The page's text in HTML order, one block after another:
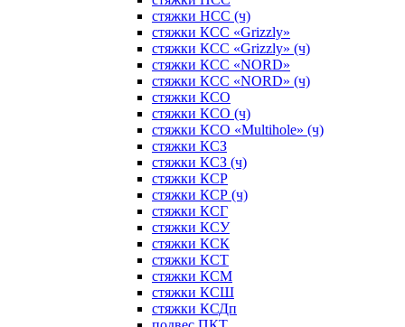
стяжки НСС (ч)
стяжки КСС «Grizzly»
стяжки КСС «Grizzly» (ч)
стяжки КСС «NORD»
стяжки КСС «NORD» (ч)
стяжки КСО
стяжки КСО (ч)
стяжки КСО «Multihole» (ч)
стяжки КСЗ
стяжки КСЗ (ч)
стяжки КСР
стяжки КСР (ч)
стяжки КСГ
стяжки КСУ
стяжки КСК
стяжки КСТ
стяжки КСМ
стяжки КСШ
стяжки КСДп